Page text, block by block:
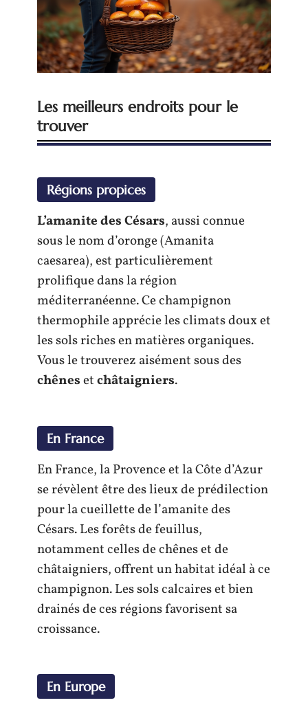
Les meilleurs endroits pour le
trouver
Régions propices
L’amanite des Césars, aussi connue
sous le nom d’oronge (Amanita
caesarea), est particulièrement
prolifique dans la région
méditerranéenne. Ce champignon
thermophile apprécie les climats doux et
les sols riches en matières organiques.
Vous le trouverez aisément sous des
chênesetchâtaigniers.
En France
En France, la Provence et la Côte d’Azur
se révèlent être des lieux de prédilection
pour la cueillette de l’amanite des
Césars. Les forêts de feuillus,
notamment celles de chênes et de
châtaigniers, offrent un habitat idéal à ce
champignon. Les sols calcaires et bien
drainés de ces régions favorisent sa
croissance.
En Europe